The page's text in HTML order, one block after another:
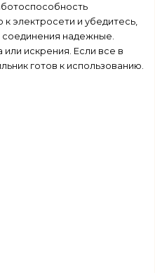
электросети и убедитесь,
соединения надежные.
искрения. Если все в
готов к использованию.